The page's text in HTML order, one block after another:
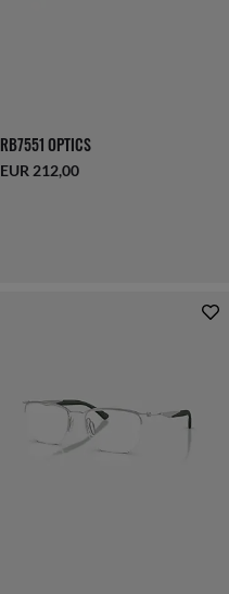
RB7551 OPTICS
EUR 212,00